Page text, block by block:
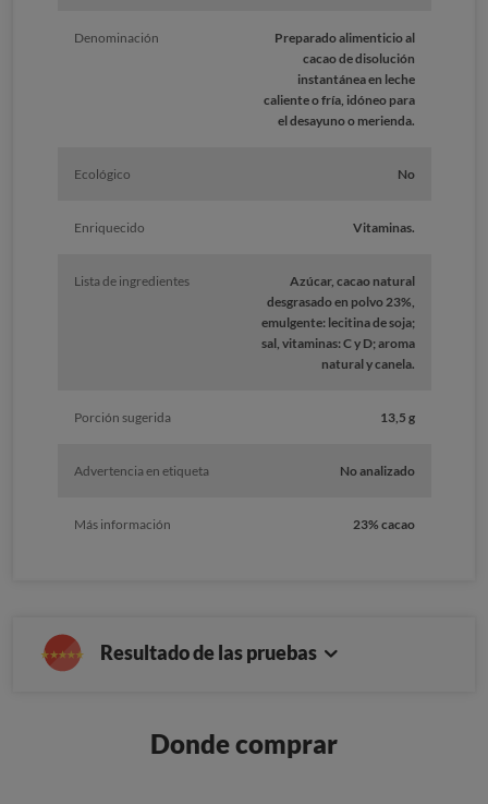
Denominación
Preparado alimenticio al
cacao de disolución
instantánea en leche
caliente o fría, idóneo para
el desayuno o merienda.
Ecológico No
Enriquecido Vitaminas.
Lista de ingredientes
Azúcar, cacao natural
desgrasado en polvo 23%,
emulgente: lecitina de soja;
sal, vitaminas: C y D; aroma
natural y canela.
Porción sugerida 13,5 g
Advertencia en etiqueta No analizado
Más información 23% cacao
Resultado de las pruebas
Donde comprar